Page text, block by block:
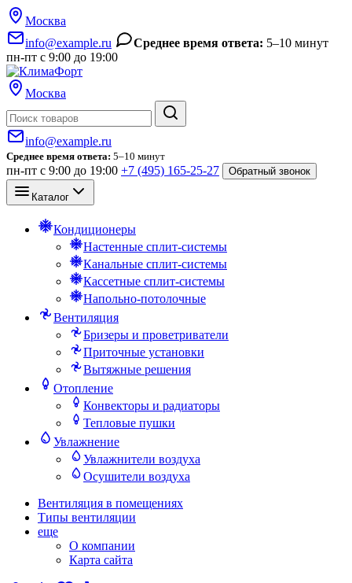
Москва
info@example.ru
Среднее время ответа: 5–10 минут
пн-пт с 9:00 до 19:00
Москва
info@example.ru
Среднее время ответа: 5–10 минут
пн-пт с 9:00 до 19:00 +7 (495) 165-25-27 Обратный звонок
Каталог
Кондиционеры
Настенные сплит-системы
Канальные сплит-системы
Кассетные сплит-системы
Напольно-потолочные
Вентиляция
Бризеры и проветриватели
Приточные установки
Вытяжные решения
Отопление
Конвекторы и радиаторы
Тепловые пушки
Увлажнение
Увлажнители воздуха
Осушители воздуха
Вентиляция в помещениях
Типы вентиляции
еще
О компании
Карта сайта